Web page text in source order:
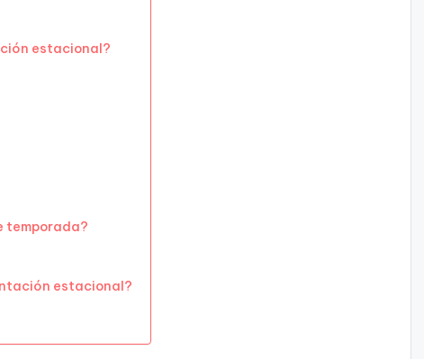
estacional?
temporada?
estacional?